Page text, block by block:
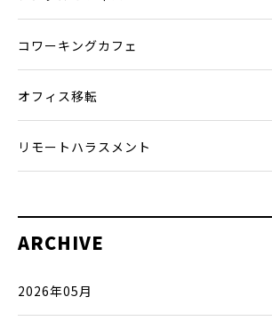
コワーキングカフェ
オフィス移転
リモートハラスメント
ARCHIVE
2026年05月